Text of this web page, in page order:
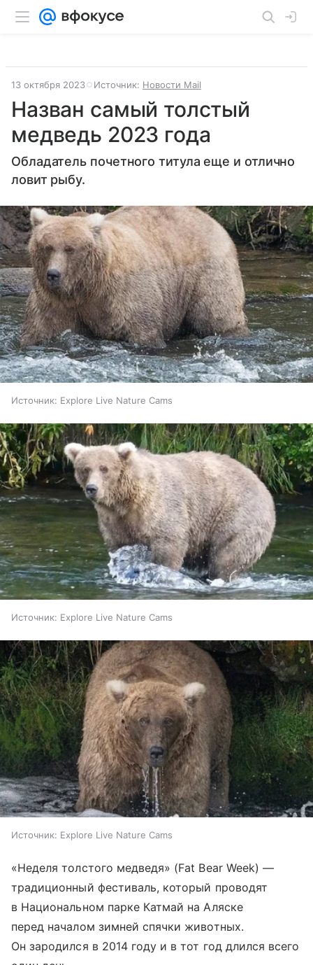
13 октября 2023 Источник: Новости Mail
Назван самый толстый
медведь 2023 года
Обладатель почетного титула еще и отлично
ловит рыбу.
Источник: Explore Live Nature Cams
Источник: Explore Live Nature Cams
Источник: Explore Live Nature Cams
«Неделя толстого медведя» (Fat Bear Week) —
традиционный фестиваль, который проводят
в Национальном парке Катмай на Аляске
перед началом зимней спячки животных.
Он зародился в 2014 году и в тот год длился всего